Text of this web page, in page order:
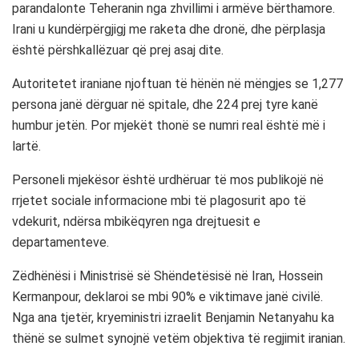
parandalonte Teheranin nga zhvillimi i armëve bërthamore.
Irani u kundërpërgjigj me raketa dhe dronë, dhe përplasja
është përshkallëzuar që prej asaj dite.
Autoritetet iraniane njoftuan të hënën në mëngjes se 1,277
persona janë dërguar në spitale, dhe 224 prej tyre kanë
humbur jetën. Por mjekët thonë se numri real është më i
lartë.
Personeli mjekësor është urdhëruar të mos publikojë në
rrjetet sociale informacione mbi të plagosurit apo të
vdekurit, ndërsa mbikëqyren nga drejtuesit e
departamenteve.
Zëdhënësi i Ministrisë së Shëndetësisë në Iran, Hossein
Kermanpour, deklaroi se mbi 90% e viktimave janë civilë.
Nga ana tjetër, kryeministri izraelit Benjamin Netanyahu ka
thënë se sulmet synojnë vetëm objektiva të regjimit iranian.